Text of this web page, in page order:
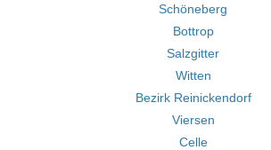
Schöneberg
Bottrop
Salzgitter
Witten
Bezirk Reinickendorf
Viersen
Celle